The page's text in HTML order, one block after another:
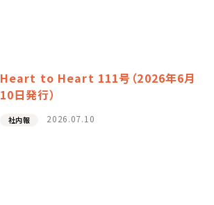
Heart to Heart 111号（2026年6月
10日発行）
2026.07.10
社内報